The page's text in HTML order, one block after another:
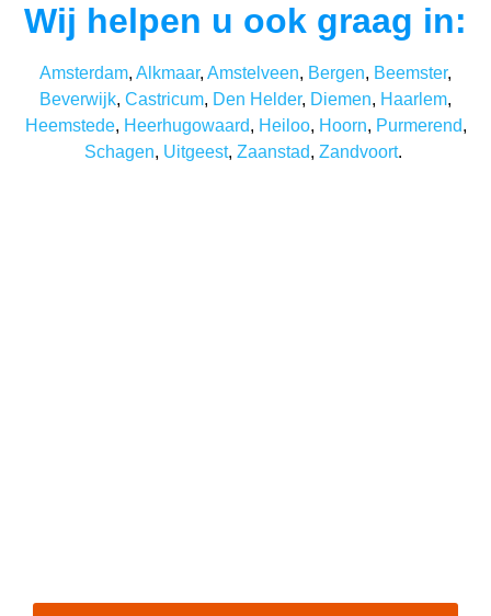
Wij helpen u ook graag in:
Amsterdam, Alkmaar, Amstelveen, Bergen, Beemster,
Beverwijk, Castricum, Den Helder, Diemen, Haarlem,
Heemstede, Heerhugowaard, Heiloo, Hoorn, Purmerend,
Schagen, Uitgeest, Zaanstad, Zandvoort.